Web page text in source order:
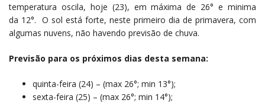
temperatura oscila, hoje (23), em máxima de 26° e minima
da 12°. O sol está forte, neste primeiro dia de primavera, com
algumas nuvens, não havendo previsão de chuva.
Previsão para os próximos dias desta semana:
quinta-feira (24) – (max 26°; min 13°);
sexta-feira (25) – (max 26°; min 14°);